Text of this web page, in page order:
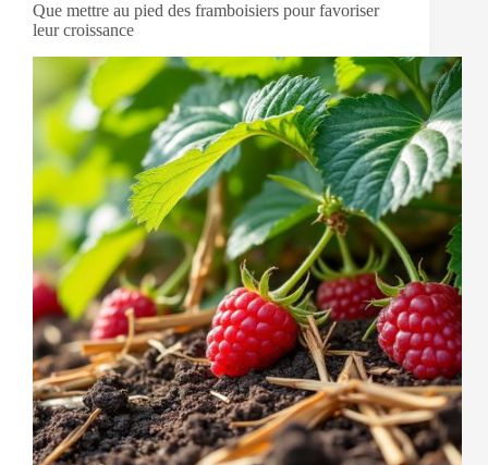
Que mettre au pied des framboisiers pour favoriser
leur croissance